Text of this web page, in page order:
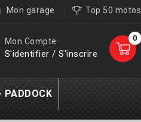
Mon garage Top 50 motos
0
Mon Compte
S'identifier / S'inscrire
PADDOCK